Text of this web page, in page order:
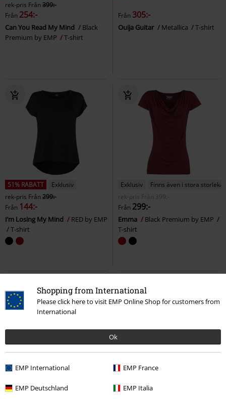
Shopping from International
Please click here to visit EMP Online Shop for customers from
International
Ok
EMP International EMP France
EMP Deutschland EMP Italia
rek-pris Från399:-
Från 254:-
Can You Read My Mind
Black
Premium by EMP
T-shirt
Från 305:-
Ouija Guitar Metallica T-shirt
51% RABATT
Exklusiv
rek-pris Från299:-
Från 144:-
I’m Losing My Mind
RED by EMP
T-shirt
Exklusiv
Finns även i stora storlekar
rek-pris
Från
399:-
Från 299:-
Emma
Black Premium by EMP
T-shirt